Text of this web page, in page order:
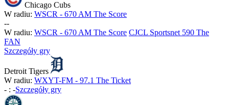
Chicago Cubs
W radiu: WSCR - 670 AM The Score
--
W radiu: WSCR - 670 AM The Score CJCL Sportsnet 590 The
FAN
Szczegóły gry
Detroit Tigers
W radiu: WXYT-FM - 97.1 The Ticket
- : -Szczegóły gry